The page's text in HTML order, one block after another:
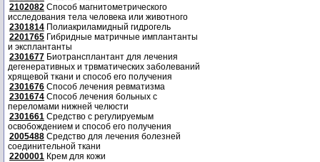
2102082 Способ магнитометрического
исследования тела человека или животного
2301814 Полиакриламидный гидрогель
2201765 Гибридные матричные имплантанты
и эксплантанты
2301677 Биотрансплантант для лечения
дегенеративных и трвматических заболеваний
хрящевой ткани и способ его получения
2301676 Способ лечения ревматизма
2301674 Способ лечения больных с
переломами нижней челюсти
2301661 Средство с регулируемым
освобождением и способ его получения
2005488 Средство для лечения болезней
соединительной ткани
2200001 Крем для кожи